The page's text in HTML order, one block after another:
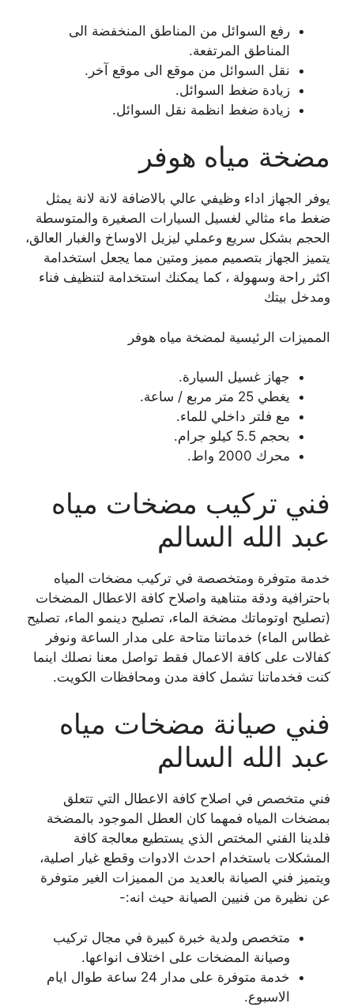
رفع السوائل من المناطق المنخفضة الى
المناطق المرتفعة.
نقل السوائل من موقع الى موقع آخر.
زيادة ضغط السوائل.
زيادة ضغط انظمة نقل السوائل.
مضخة مياه هوفر
يوفر الجهاز اداء وظيفي عالي بالاضافة لانة لانة يمثل
ضغط ماء مثالي لغسيل السيارات الصغيرة والمتوسطة
الحجم بشكل سريع وعملي ليزيل الاوساخ والغبار العالق،
يتميز الجهاز بتصميم مميز ومتين مما يجعل استخدامة
اكثر راحة وسهولة ، كما يمكنك استخدامة لتنظيف فناء
ومدخل بيتك
المميزات الرئيسية لمضخة مياه هوفر
جهاز غسيل السيارة.
يغطي 25 متر مربع / ساعة.
مع فلتر داخلي للماء.
بحجم 5.5 كيلو جرام.
محرك 2000 واط.
فني تركيب مضخات مياه
عبد الله السالم
خدمة متوفرة ومتخصصة في تركيب مضخات المياه
باحترافية ودقة متناهية واصلاح كافة الاعطال المضخات
(تصليح اوتوماتك مضخة الماء، تصليح دينمو الماء، تصليح
غطاس الماء) خدماتنا متاحة على مدار الساعة ونوفر
كفالات على كافة الاعمال فقط تواصل معنا نصلك اينما
كنت فخدماتنا تشمل كافة مدن ومحافظات الكويت.
فني صيانة مضخات مياه
عبد الله السالم
فني متخصص في اصلاح كافة الاعطال التي تتعلق
بمضخات المياه فمهما كان العطل الموجود بالمضخة
فلدينا الفني المختص الذي يستطيع معالجة كافة
المشكلات باستخدام احدث الادوات وقطع غيار اصلية،
ويتميز فني الصيانة بالعديد من المميزات الغير متوفرة
عن نظيرة من فنيين الصيانة حيث انه:-
متخصص ولدية خبرة كبيرة في مجال تركيب
وصيانة المضخات على اختلاف انواعها.
خدمة متوفرة على مدار 24 ساعة طوال ايام
الاسبوع.